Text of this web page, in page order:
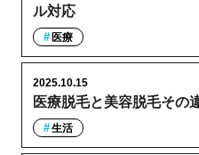
ル対応
医療
医療脱毛と美容脱毛その
2025.10.15
生活